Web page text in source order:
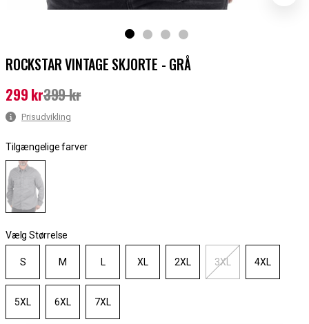
ROCKSTAR VINTAGE SKJORTE - GRÅ
Nuværende pris:
299 kr399 kr
Prisudvikling
Tilgængelige farver
Vælg Størrelse
S M L XL 2XL 3XL 4XL
5XL 6XL 7XL